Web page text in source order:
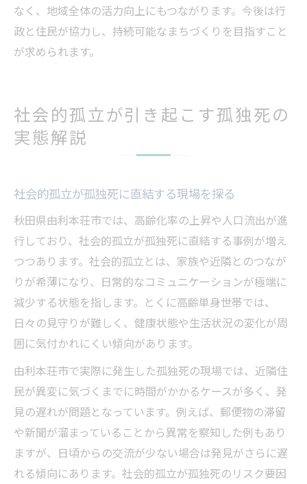
なく、地域全体の活力向上にもつながります。今後は行
政と住民が協力し、持続可能なまちづくりを目指すこと
が求められます。
社会的孤立が引き起こす孤独死の
実態解説
社会的孤立が孤独死に直結する現場を探る
秋田県由利本荘市では、高齢化率の上昇や人口流出が進
行しており、社会的孤立が孤独死に直結する事例が増え
つつあります。社会的孤立とは、家族や近隣とのつなが
りが希薄になり、日常的なコミュニケーションが極端に
減少する状態を指します。とくに高齢単身世帯では、
日々の見守りが難しく、健康状態や生活状況の変化が周
囲に気付かれにくい傾向があります。
由利本荘市で実際に発生した孤独死の現場では、近隣住
民が異変に気づくまでに時間がかかるケースが多く、発
見の遅れが問題となっています。例えば、郵便物の滞留
や新聞が溜まっていることから異常を察知した例もあり
ますが、日頃からの交流が少ない場合は発見がさらに遅
れる傾向にあります。社会的孤立が孤独死のリスク要因